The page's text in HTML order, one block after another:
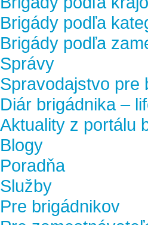
Brigády podľa
Brigády podľa
Správy
Spravodajstvo pre
Diár brigádnika –
Aktuality z portálu
Blogy
Poradňa
Služby
Pre brigádnikov